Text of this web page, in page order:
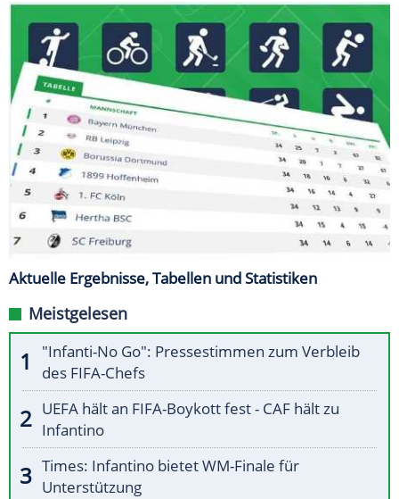
Aktuelle Ergebnisse, Tabellen und Statistiken
Meistgelesen
"Infanti-No Go": Pressestimmen zum Verbleib
des FIFA-Chefs
UEFA hält an FIFA-Boykott fest - CAF hält zu
Infantino
Times: Infantino bietet WM-Finale für
Unterstützung